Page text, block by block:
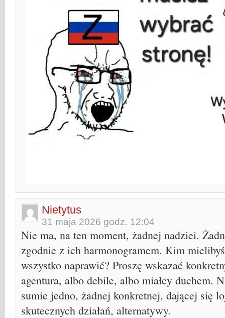
Nietytus
31 maja 2026 godz. 12:04
Nie ma, na ten moment, żadnej nadziei.
zgodnie z ich harmonogramem. Kim
wszystko naprawić? Proszę wskazać
agentura, albo debile, albo miałcy duchem.
sumie jedno, żadnej konkretnej, dającej się
skutecznych działań, alternatywy.